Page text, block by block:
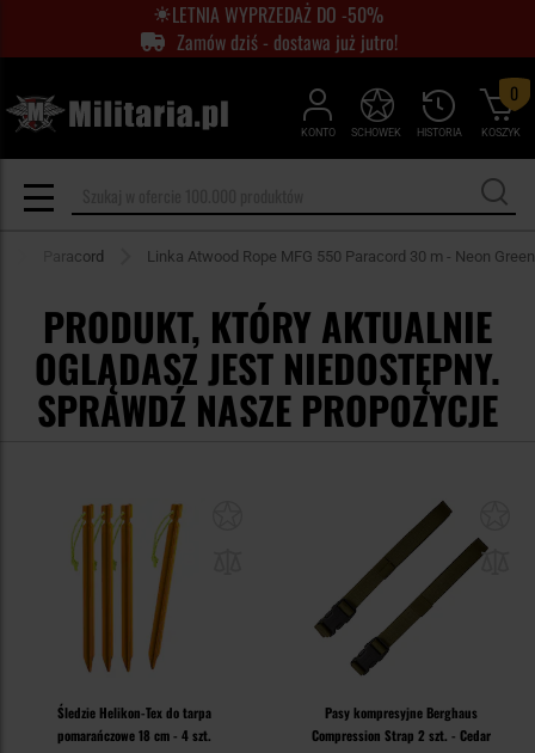
LETNIA WYPRZEDAŻ DO -50%
Zamów dziś - dostawa już jutro!
KONTO HISTORIA
SCHOWEK KOSZYK
0
Paracord Linka Atwood Rope MFG 550 Paracord 30 m - Neon Green
PRODUKT, KTÓRY AKTUALNIE
OGLĄDASZ JEST NIEDOSTĘPNY.
SPRAWDŹ NASZE PROPOZYCJE
Śledzie Helikon-Tex do tarpa
pomarańczowe 18 cm - 4 szt.
Pasy kompresyjne Berghaus
Compression Strap 2 szt. - Cedar